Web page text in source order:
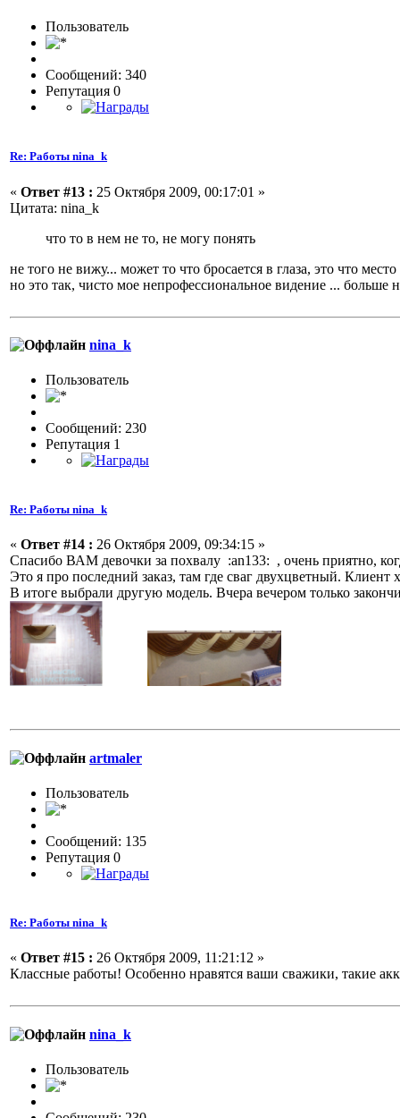
Пользовaтeль
Сообщений: 340
Репутация 0
Re: Работы nina_k
« Ответ #13 : 25 Октября 2009, 00:17:01 »
Цитата: nina_k
что то в нем не то, не могу понять
не того не вижу... может то что бросается в глаза, это что
но это так, чисто мое непрофессиональное видение ... больше
nina_k
Пользовaтeль
Сообщений: 230
Репутация 1
Re: Работы nina_k
« Ответ #14 : 26 Октября 2009, 09:34:15 »
Спасибо ВАМ девочки за похвалу :an133: , очень приятно,
Это я про последний заказ, там где сваг двухцветный. Клиент
В итоге выбрали другую модель. Вчера вечером только
artmaler
Пользовaтeль
Сообщений: 135
Репутация 0
Re: Работы nina_k
« Ответ #15 : 26 Октября 2009, 11:21:12 »
Классные работы! Особенно нравятся ваши сважики, такие
nina_k
Пользовaтeль